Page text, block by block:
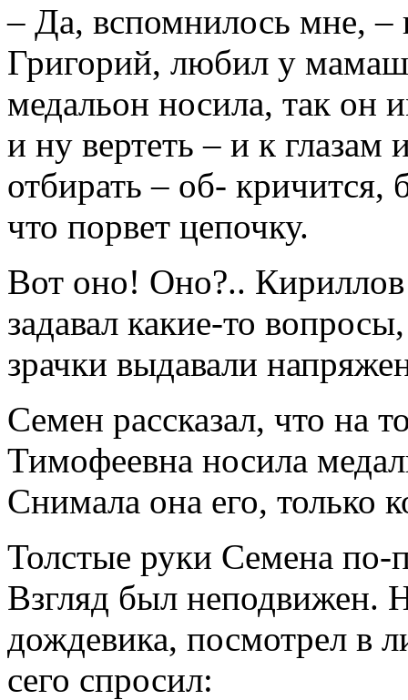
– Да, вспомнилось мне,
Григорий, любил у
медальон носила, так он
и ну вертеть – и к глазам
отбирать – об-
что порвет цепочку.
Вот оно! Оно?..
задавал какие-то
зрачки выдавали
Семен рассказал, что на
Тимофеевна носила
Снимала она его, только
Толстые руки Семена по-
Взгляд был неподвижен.
дождевика, посмотрел в
сего спросил: